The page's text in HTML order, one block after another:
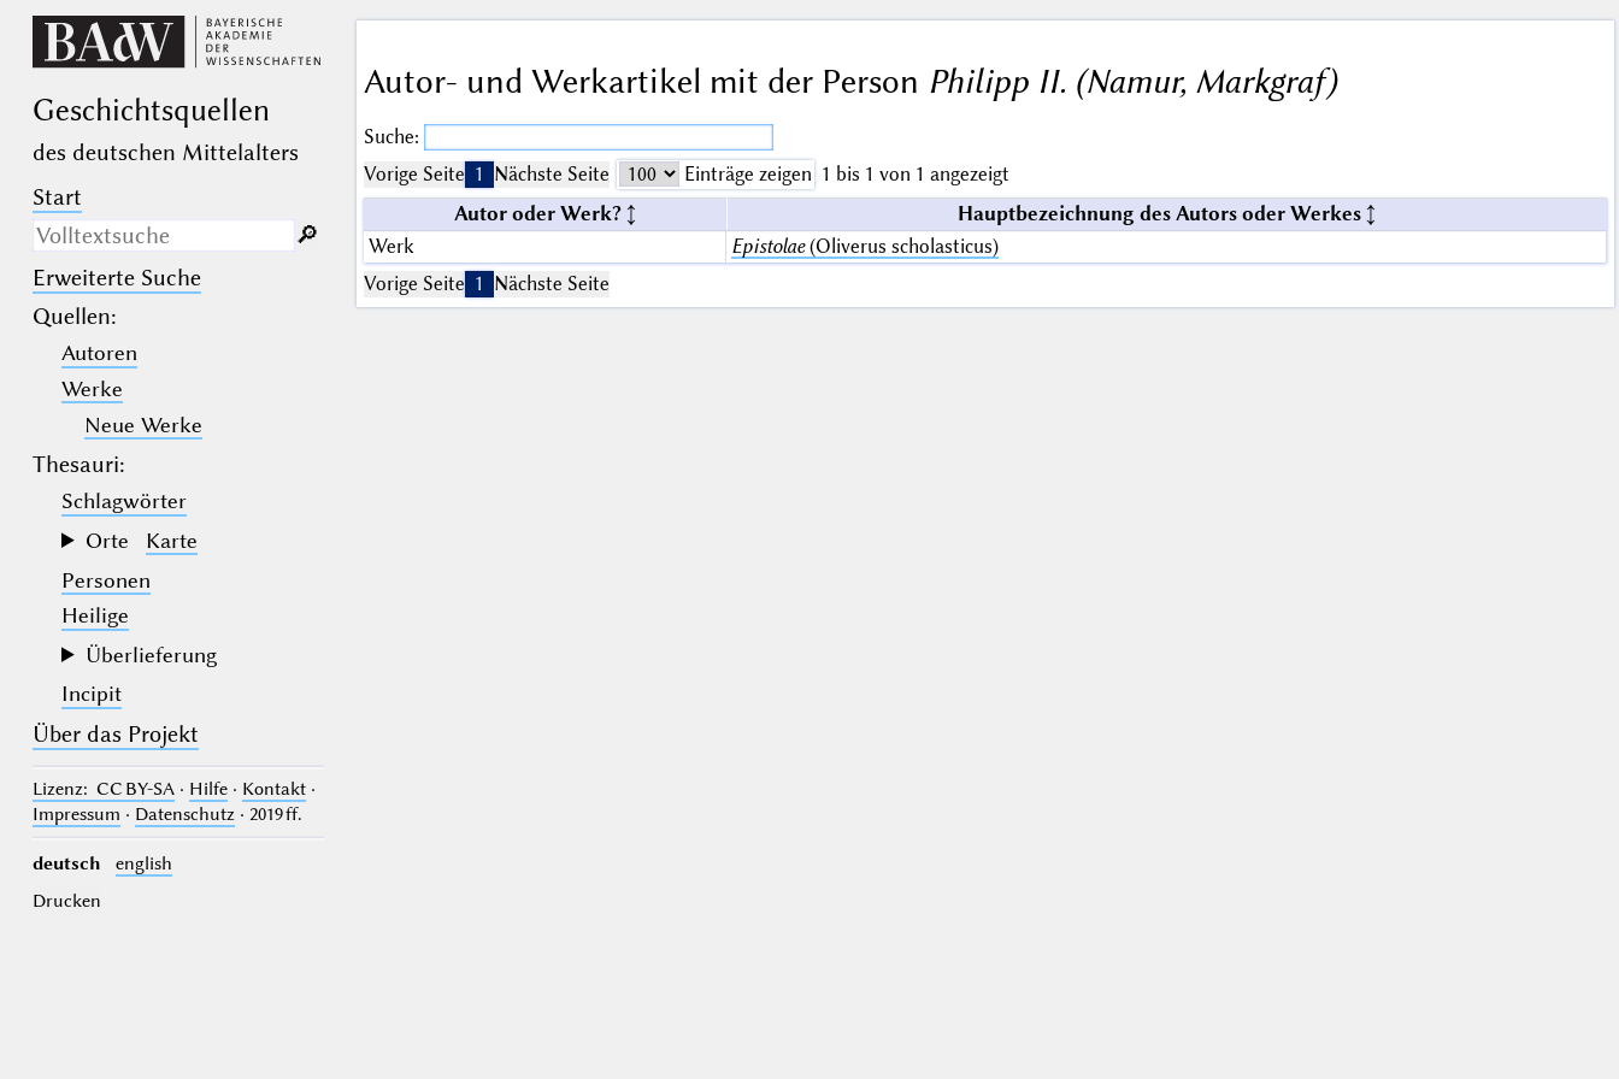
Geschichts­quellen
des deutschen Mittelalters
Start
Nur in Beschreibungs­texten
suchen
(der Unterstrich) ist Platzhalter für
genau ein Zeichen.
(das Prozentzeichen) ist Platzhalter
für kein, ein oder mehr als ein
Zeichen.
🔎︎
Erweiterte Suche
Quellen:
Autoren
Werke
Neue Werke
Thesauri:
Schlagwörter
Orte
Karte
Personen
Heilige
Überlieferung
Incipit
Über das Projekt
Lizenz: CC BY-SA· Hilfe· Kontakt·
Impressum · Datenschutz· 2019 ff.
deutsch
english
Drucken
Autor- und Werkartikel mit der Person Philipp II. (Namur, Markgraf)
Suche:
Vorige Seite 1 Nächste Seite Einträge zeigen 1 bis 1 von 1 angezeigt
Autor oder Werk?
Hauptbezeichnung des Autors oder Werkes
Werk
Epistolae(Oliverus scholasticus)
Vorige Seite 1 Nächste Seite